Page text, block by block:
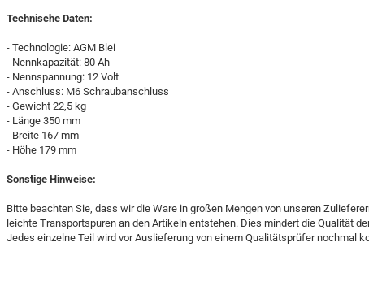
Technische Daten:
- Technologie: AGM Blei
- Nennkapazität: 80 Ah
- Nennspannung: 12 Volt
- Anschluss: M6 Schraubanschluss
- Gewicht 22,5 kg
- Länge 350 mm
- Breite 167 mm
- Höhe 179 mm
Sonstige Hinweise:
Bitte beachten Sie, dass wir die Ware in großen Mengen von unseren
leichte Transportspuren an den Artikeln entstehen. Dies mindert die Qualität
Jedes einzelne Teil wird vor Auslieferung von einem Qualitätsprüfer nochmal